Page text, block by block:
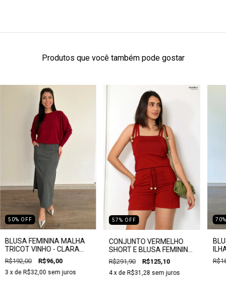
Produtos que você também pode gostar
50% OFF
BLUSA FEMININA MALHA
TRICOT VINHO - CLARA
ASSIS
R$192,00 R$96,00
3 x de R$32,00 sem juros
57% OFF
CONJUNTO VERMELHO
SHORT E BLUSA FEMININA
- CLARA ASSIS
R$291,90 R$125,10
4 x de R$31,28 sem juros
70